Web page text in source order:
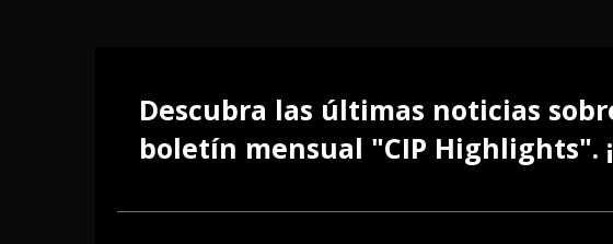
Descubra las últimas noticias
boletín mensual "CIP Highlights".